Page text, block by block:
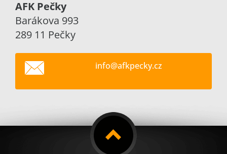
AFK Pečky
Barákova 993
289 11 Pečky
info@afkpecky.cz